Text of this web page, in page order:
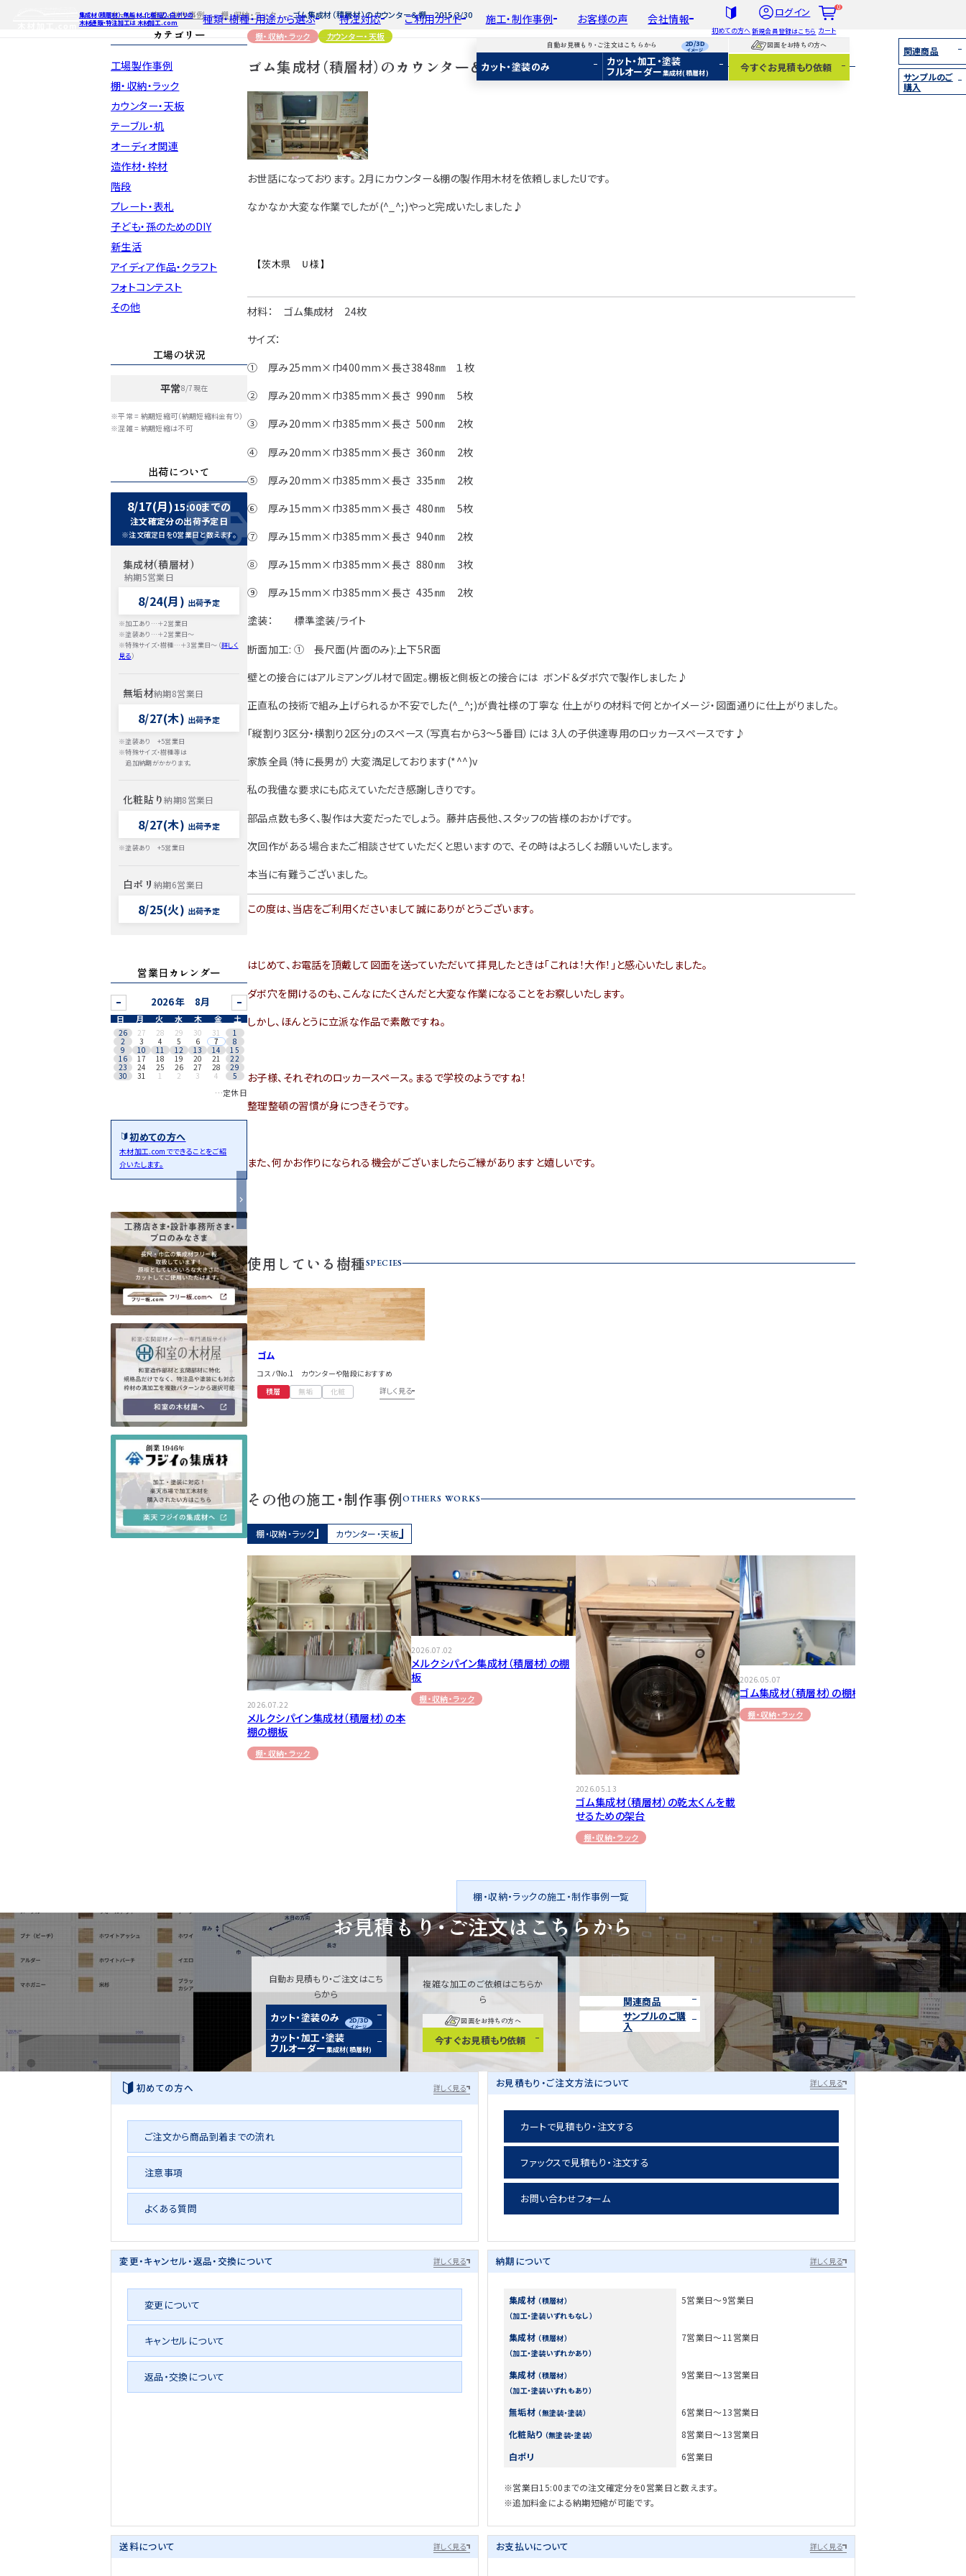
集成材（積層材）、無垢材、化粧貼り、白ポリの
木材通販・特注加工は 木材加工.com
種類・樹種・用途から選ぶ
種類・樹種・用途から選ぶ Choose by Type and Purpose
自動お見積もり・ご注文はこちらから
カット・塗装のみ
カット・加工・塗装
フルオーダー集成材(積層材)
2D/3D
イメージ
図面をお持ちの方へ
今すぐお見積もり依頼
種類から選ぶ
取扱木材と選び方
特注対応
自動お見積もり・ご注文はこちらから
カット・塗装のみ
カット・加工・塗装
フルオーダー集成材(積層材)
2D/3D
イメージ
図面をお持ちの方へ
今すぐお見積もり依頼
平面加工
ご利用ガイド
ご利用ガイド
自動お見積もり・ご注文はこちらから
カット・塗装のみ
カット・加工・塗装
フルオーダー集成材(積層材)
2D/3D
イメージ
図面をお持ちの方へ
今すぐお見積もり依頼
初めての方へ
施工・制作事例
施工・制作事例 Production Example
カット・塗装のみ
カット・加工・塗装
フルオーダー
図面をお持ちの方へ
今すぐお見積もり依頼
工場製作事例
新生活
お客様の声 会社情報
会社概要
初めての方へ
ログイン
新規会員登録はこちら カート
0
自動お見積もり・ご注文はこちらから
カット・塗装のみ カット・加工・塗装
フルオーダー集成材(積層材)
2D/3D
イメージ
図面をお持ちの方へ
今すぐお見積もり依頼
ホーム 施工・制作事例 棚・収納・ラック ゴム集成材（積層材）のカウンター＆棚 2015/3/30
関連商品
サンプルのご
購入
棚・収納・ラック カウンター・天板
ゴム集成材（積層材）のカウンター＆棚 2015/3/30
お世話になっております。 2月にカウンター＆棚の製作用木材を依頼しましたUです。
なかなか大変な作業でしたが(^_^;)やっと完成いたしました♪
【茨木県 Ｕ様 】
材料： ゴム集成材 24枚
サイズ：
① 厚み25mm×巾400mm×長さ3848㎜ １枚
② 厚み20mm×巾385mm×長さ 990㎜ 5枚
③ 厚み20mm×巾385mm×長さ 500㎜ 2枚
④ 厚み20mm×巾385mm×長さ 360㎜ 2枚
⑤ 厚み20mm×巾385mm×長さ 335㎜ 2枚
⑥ 厚み15mm×巾385mm×長さ 480㎜ 5枚
⑦ 厚み15mm×巾385mm×長さ 940㎜ 2枚
⑧ 厚み15mm×巾385mm×長さ 880㎜ 3枚
⑨ 厚み15mm×巾385mm×長さ 435㎜ 2枚
塗装： 標準塗装/ライト
断面加工: ① 長尺面(片面のみ):上下5R面
壁との接合にはアルミアングル材で固定。棚板と側板との接合には ボンド＆ダボ穴で製作しました♪
正直私の技術で組み上げられるか不安でした(^_^;)が貴社様の丁寧な 仕上がりの材料で何とかイメージ・図面通りに仕上がりました。
「縦割り3区分・横割り2区分」のスペース（写真右から3～5番目）には 3人の子供達専用のロッカースペースです♪
家族全員（特に長男が）大変満足しております(*^^)v
私の我儘な要求にも応えていただき感謝しきりです。
部品点数も多く、製作は大変だったでしょう。 藤井店長他、スタッフの皆様のおかげです。
次回作がある場合またご相談させていただくと思いますので、 その時はよろしくお願いいたします。
本当に有難うございました。
この度は、当店をご利用くださいまして誠にありがとうございます。
はじめて、お電話を頂戴して図面を送っていただいて拝見したときは「これは！大作！」と感心いたしました。
ダボ穴を開けるのも、こんなにたくさんだと大変な作業になることをお察しいたします。
しかし、ほんとうに立派な作品で素敵ですね。
お子様、それぞれのロッカースペース。まるで学校のようですね！
整理整頓の習慣が身につきそうです。
また、何かお作りになられる機会がございましたらご縁がありますと嬉しいです。
使用している樹種SPECIES
ゴム
コスパNo.1 カウンターや階段におすすめ
積層
無垢 化粧 詳しく見る
その他の施工・制作事例OTHERS WORKS
棚・収納・ラック カウンター・天板
2026.07.22
メルクシパイン集成材（積層材）の本
棚の棚板
棚・収納・ラック
2026.07.02
メルクシパイン集成材（積層材）の棚
板
棚・収納・ラック
2026.05.13
ゴム集成材（積層材）の乾太くんを載
せるための架台
棚・収納・ラック
2026.05.07
ゴム集成材（積層材）の棚板
棚・収納・ラック
棚・収納・ラックの施工・制作事例一覧
カテゴリー
工場製作事例
棚・収納・ラック
カウンター・天板
テーブル・机
オーディオ関連
造作材・枠材
階段
プレート・表札
子ども・孫のためのDIY
新生活
アイディア作品・クラフト
フォトコンテスト
その他
工場の状況
平常8/7現在
※平常 = 納期短縮可（納期短縮料金有り）
※混雑 = 納期短縮は不可
出荷について
8/17(月)15:00までの
注文確定分の出荷予定日
※注文確定日を0営業日と数えます。
集成材(積層材)
納期5営業日
8/24(月) 出荷予定
※加工あり…＋2営業日
※塗装あり…＋2営業日～
※特殊サイズ・樹種…＋3営業日～（詳しく
見る）
無垢材納期8営業日
8/27(木) 出荷予定
※塗装あり +5営業日
※特殊サイズ・樹種等は
追加納期がかかります。
化粧貼り納期8営業日
8/27(木) 出荷予定
※塗装あり +5営業日
白ポリ納期6営業日
8/25(火) 出荷予定
営業日カレンダー
8月
日 月 火 水 木 金 土
26 27 28 29 30 31
1
2
3 4 5 6 7
8
9
10 11 12 13 14
15
16
17 18 19 20 21
22
23
24 25 26 27 28
29
30
31 1 2 3 4 5
…定休日
初めての方へ
木材加工.comでできることをご紹
介いたします。
お見積もり・ご注文はこちらから
自動お見積もり・ご注文はこち
らから
カット・塗装のみ
カット・加工・塗装
フルオーダー集成材(積層材)
2D/3D
イメージ
複雑な加工のご依頼はこちらか
ら
図面をお持ちの方へ
今すぐお見積もり依頼
関連商品
サンプルのご購
入
初めての方へ 詳しく見る
ご注文から商品到着までの流れ
注意事項
よくある質問
お見積もり・ご注文方法について 詳しく見る
カートで見積もり・注文する
ファックスで見積もり・注文する
お問い合わせフォーム
変更・キャンセル・返品・交換について 詳しく見る
変更について
キャンセルについて
返品・交換について
納期について 詳しく見る
集成材 （積層材）
（加工・塗装いずれもなし）
5営業日～9営業日
集成材 （積層材）
（加工・塗装いずれかあり）
7営業日～11営業日
集成材 （積層材）
（加工・塗装いずれもあり）
9営業日～13営業日
無垢材 （無塗装・塗装）
6営業日～13営業日
化粧貼り （無塗装・塗装）
8営業日～13営業日
白ポリ
6営業日
※営業日15:00までの注文確定分を0営業日と数えます。
※追加料金による納期短縮が可能です。
送料について 詳しく見る お支払いについて 詳しく見る